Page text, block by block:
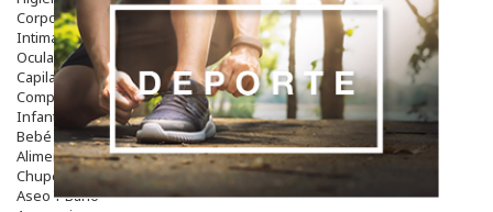
Corporal
Intima
Ocular
Capilar
Complementos
Infantil
Bebé
Alimentación Y Complementos
Chupetes Y Mordedores
Aseo Y Baño